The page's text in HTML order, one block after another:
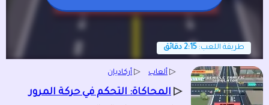
طريقة اللعب: 2:15 دقائق
▷ ألعاب ▷ أركاديان
▷ المحاكاة: التحكم في حركة المرور